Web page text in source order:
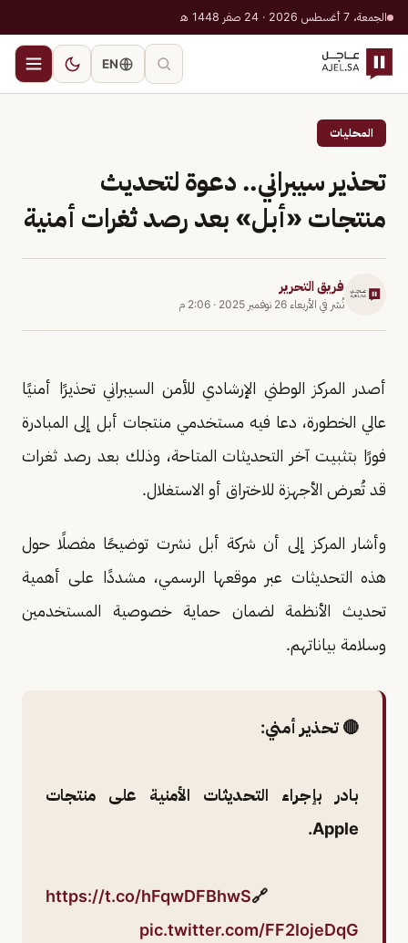
الجمعة، 7 أغسطس 2026 · 24 صفر 1448 هـ
EN
المحليات
تحذير سيبراني.. دعوة لتحديث
منتجات «أبل» بعد رصد ثغرات أمنية
فريق التحرير
نُشر في الأربعاء 26 نوفمبر 2025 · 2:06 م
أصدر المركز الوطني الإرشادي للأمن السيبراني تحذيرًا أمنيًا
عالي الخطورة، دعا فيه مستخدمي منتجات أبل إلى المبادرة
فورًا بتثبيت آخر التحديثات المتاحة، وذلك بعد رصد ثغرات
قد تُعرض الأجهزة للاختراق أو الاستغلال.
وأشار المركز إلى أن شركة أبل نشرت توضيحًا مفصلًا حول
هذه التحديثات عبر موقعها الرسمي، مشددًا على أهمية
تحديث الأنظمة لضمان حماية خصوصية المستخدمين
وسلامة بياناتهم.
🔴 تحذير أمني:
بادر بإجراء التحديثات الأمنية على منتجات
Apple.
🔗
https://t.co/hFqwDFBhwS
pic.twitter.com/FF2IojeDqG